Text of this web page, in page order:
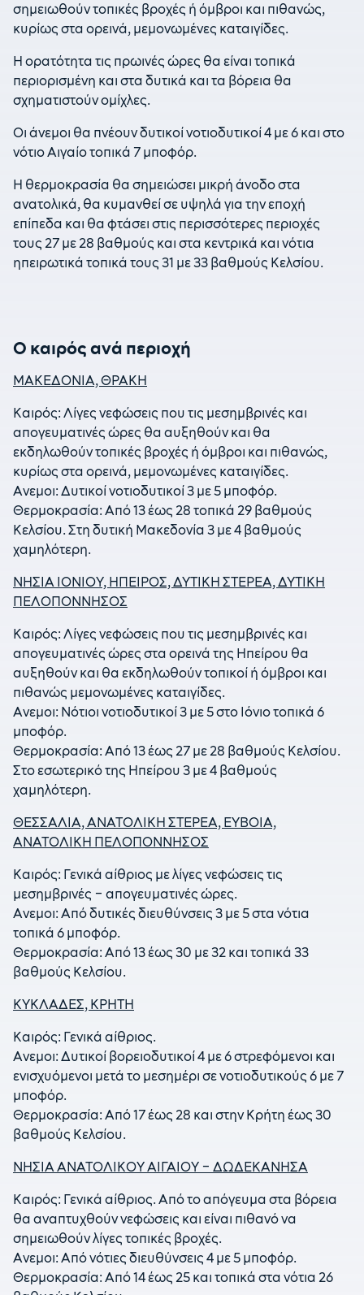
σημειωθούν τοπικές βροχές ή όμβροι και πιθανώς,
κυρίως στα ορεινά, μεμονωμένες καταιγίδες.
Η ορατότητα τις πρωινές ώρες θα είναι τοπικά
περιορισμένη και στα δυτικά και τα βόρεια θα
σχηματιστούν ομίχλες.
Οι άνεμοι θα πνέουν δυτικοί νοτιοδυτικοί 4 με 6 και στο
νότιο Αιγαίο τοπικά 7 μποφόρ.
Η θερμοκρασία θα σημειώσει μικρή άνοδο στα
ανατολικά, θα κυμανθεί σε υψηλά για την εποχή
επίπεδα και θα φτάσει στις περισσότερες περιοχές
τους 27 με 28 βαθμούς και στα κεντρικά και νότια
ηπειρωτικά τοπικά τους 31 με 33 βαθμούς Κελσίου.
Ο καιρός ανά περιοχή
ΜΑΚΕΔΟΝΙΑ, ΘΡΑΚΗ
Καιρός: Λίγες νεφώσεις που τις μεσημβρινές και
απογευματινές ώρες θα αυξηθούν και θα
εκδηλωθούν τοπικές βροχές ή όμβροι και πιθανώς,
κυρίως στα ορεινά, μεμονωμένες καταιγίδες.
Ανεμοι: Δυτικοί νοτιοδυτικοί 3 με 5 μποφόρ.
Θερμοκρασία: Από 13 έως 28 τοπικά 29 βαθμούς
Κελσίου. Στη δυτική Μακεδονία 3 με 4 βαθμούς
χαμηλότερη.
ΝΗΣΙΑ ΙΟΝΙΟΥ, ΗΠΕΙΡΟΣ, ΔΥΤΙΚΗ ΣΤΕΡΕΑ, ΔΥΤΙΚΗ
ΠΕΛΟΠΟΝΝΗΣΟΣ
Καιρός: Λίγες νεφώσεις που τις μεσημβρινές και
απογευματινές ώρες στα ορεινά της Ηπείρου θα
αυξηθούν και θα εκδηλωθούν τοπικοί ή όμβροι και
πιθανώς μεμονωμένες καταιγίδες.
Ανεμοι: Νότιοι νοτιοδυτικοί 3 με 5 στο Ιόνιο τοπικά 6
μποφόρ.
Θερμοκρασία: Από 13 έως 27 με 28 βαθμούς Κελσίου.
Στο εσωτερικό της Ηπείρου 3 με 4 βαθμούς
χαμηλότερη.
ΘΕΣΣΑΛΙΑ, ΑΝΑΤΟΛΙΚΗ ΣΤΕΡΕΑ, ΕΥΒΟΙΑ,
ΑΝΑΤΟΛΙΚΗ ΠΕΛΟΠΟΝΝΗΣΟΣ
Καιρός: Γενικά αίθριος με λίγες νεφώσεις τις
μεσημβρινές – απογευματινές ώρες.
Ανεμοι: Από δυτικές διευθύνσεις 3 με 5 στα νότια
τοπικά 6 μποφόρ.
Θερμοκρασία: Από 13 έως 30 με 32 και τοπικά 33
βαθμούς Κελσίου.
ΚΥΚΛΑΔΕΣ, ΚΡΗΤΗ
Καιρός: Γενικά αίθριος.
Ανεμοι: Δυτικοί βορειοδυτικοί 4 με 6 στρεφόμενοι και
ενισχυόμενοι μετά το μεσημέρι σε νοτιοδυτικούς 6 με 7
μποφόρ.
Θερμοκρασία: Από 17 έως 28 και στην Κρήτη έως 30
βαθμούς Κελσίου.
ΝΗΣΙΑ ΑΝΑΤΟΛΙΚΟΥ ΑΙΓΑΙΟΥ – ΔΩΔΕΚΑΝΗΣΑ
Καιρός: Γενικά αίθριος. Από το απόγευμα στα βόρεια
θα αναπτυχθούν νεφώσεις και είναι πιθανό να
σημειωθούν λίγες τοπικές βροχές.
Ανεμοι: Από νότιες διευθύνσεις 4 με 5 μποφόρ.
Θερμοκρασία: Από 14 έως 25 και τοπικά στα νότια 26